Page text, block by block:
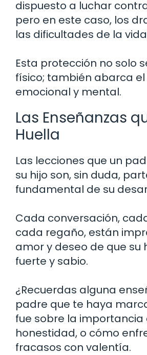
dispuesto a luchar
pero en este caso, los
las dificultades de la
Esta protección no solo
físico; también abarca
emocional y mental.
Las Enseñanzas
Huella
Las lecciones que un
su hijo son, sin duda,
fundamental de su
Cada conversación,
cada regaño, están
amor y deseo de que su
fuerte y sabio.
¿Recuerdas alguna
padre que te haya
fue sobre la importancia
honestidad, o cómo
fracasos con valentía.